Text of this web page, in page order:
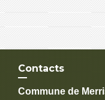
Contacts
Commune de